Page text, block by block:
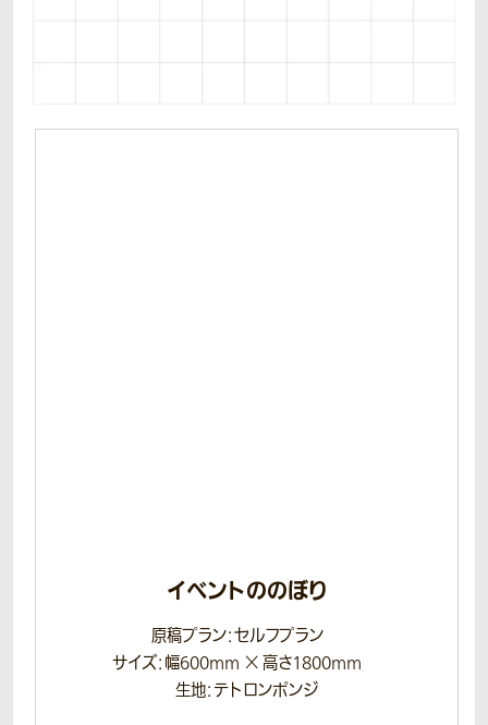
イベントののぼり
原稿プラン：セルフプラン
サイズ：幅600mm × 高さ1800mm
生地：テトロンポンジ